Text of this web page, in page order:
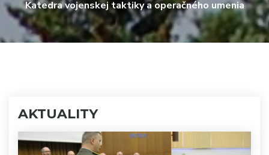
Katedra vojenskej taktiky a operačného umenia
AKTUALITY